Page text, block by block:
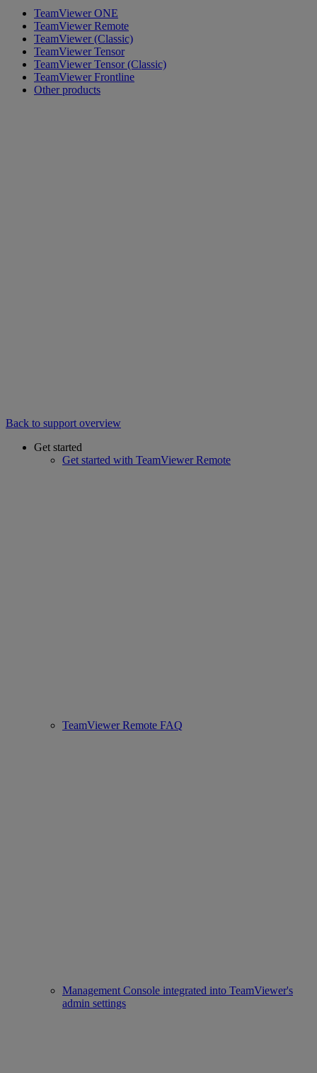
TeamViewer ONE
TeamViewer Remote
TeamViewer (Classic)
TeamViewer Tensor
TeamViewer Tensor (Classic)
TeamViewer Frontline
Other products
Back to support overview
Get started
Get started with TeamViewer Remote
TeamViewer Remote FAQ
Management Console integrated into TeamViewer's
admin settings